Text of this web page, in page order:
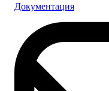
Документация